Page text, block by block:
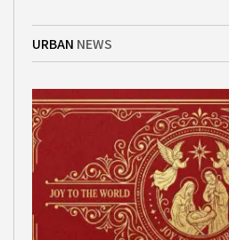
URBAN NEWS